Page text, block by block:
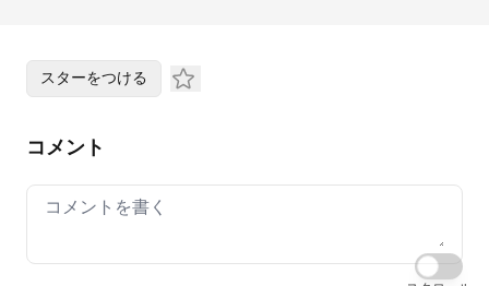
スターをつける
コメント
Your comment